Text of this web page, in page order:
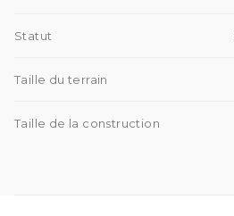
Statut
Taille du terrain
Taille de la construction